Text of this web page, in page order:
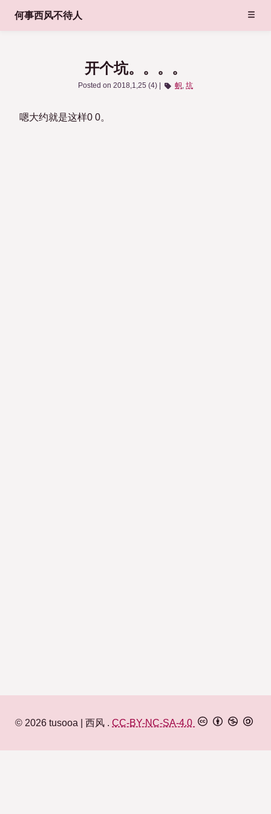
何事西风不待人
开个坑。。。。
Posted on 2018,1,25 (4) 帜 坑
嗯大约就是这样0 0。
© 2026tusooa 西风 .CC-BY-NC-SA-4.0